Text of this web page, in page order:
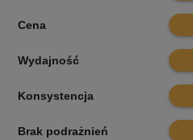
Cena 7.4
Wydajność 7.8
Konsystencja 7.8
Brak podrażnień 6.5